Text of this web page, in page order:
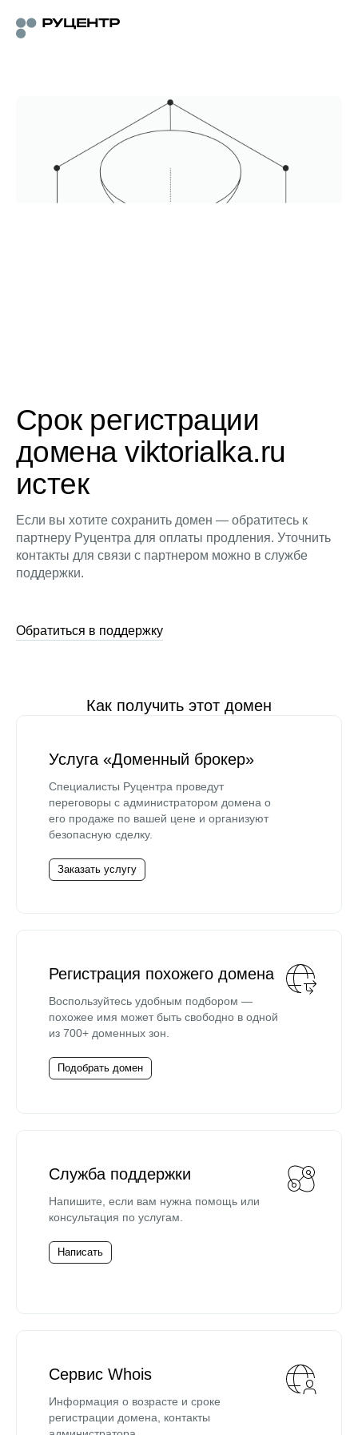
Срок регистрации
домена viktorialka.ru
истек
Если вы хотите сохранить домен — обратитесь к
партнеру Руцентра для оплаты продления. Уточнить
контакты для связи с партнером можно в службе
поддержки.
Обратиться в поддержку
Как получить этот домен
Услуга «Доменный брокер»
Специалисты Руцентра проведут
переговоры с администратором домена о
его продаже по вашей цене и организуют
безопасную сделку.
Заказать услугу
Регистрация похожего домена
Воспользуйтесь удобным подбором —
похожее имя может быть свободно в одной
из 700+ доменных зон.
Подобрать домен
Служба поддержки
Напишите, если вам нужна помощь или
консультация по услугам.
Написать
Сервис Whois
Информация о возрасте и сроке
регистрации домена, контакты